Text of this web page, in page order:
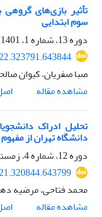
تأثیر بازی‌های
سوم ابتدایی
دوره 13، شماره 1، 1401، صفحه
صبا صفریان، کیوان
مشاهده مقاله
تحلیل ادراک
دانشگاه تهران از
دوره 12، شماره 4، زمستان 1400، صفحه
محمد فتاحی، مرضیه
مشاهده مقاله